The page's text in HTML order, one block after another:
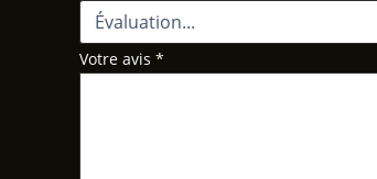
Votre avis *